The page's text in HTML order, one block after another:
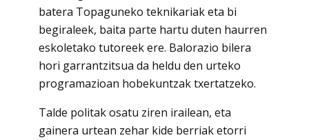
batera Topaguneko teknikariak eta bi
begiraleek, baita parte hartu duten haurren
eskoletako tutoreek ere. Balorazio bilera
hori garrantzitsua da heldu den urteko
programazioan hobekuntzak txertatzeko.
Talde politak osatu ziren irailean, eta
gainera urtean zehar kide berriak etorri